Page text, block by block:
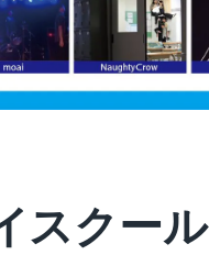
スクール